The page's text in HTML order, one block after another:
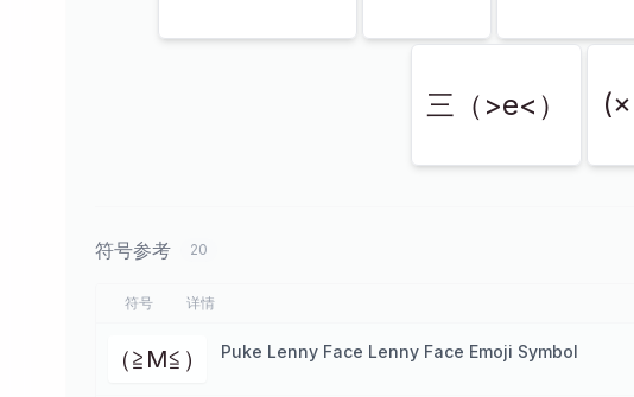
三（>e<）
符号参考 20
符号 详情
（≧M≦） Puke Lenny Face Lenny Face Emoji Symbol